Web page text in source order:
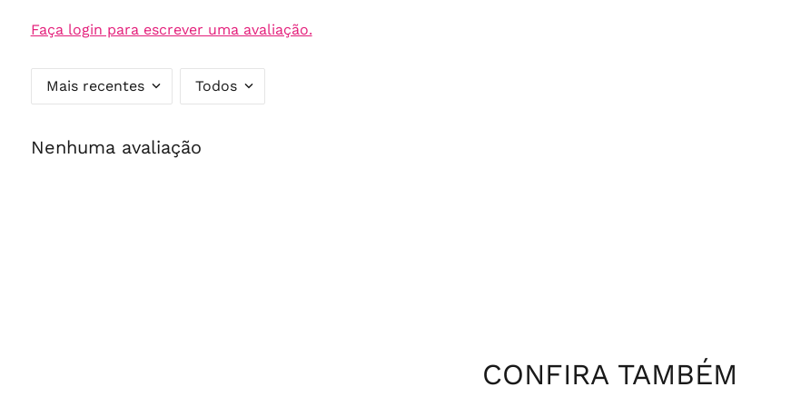
Faça login para escrever uma avaliação.
Mais recentes Todos
Nenhuma avaliação
CONFIRA TAMBÉM